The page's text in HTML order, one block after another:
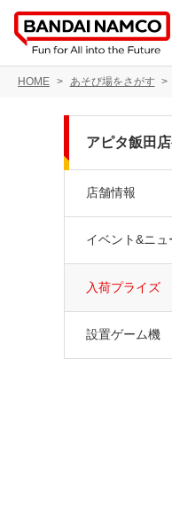
HOME あそび場をさがす
アピタ飯田
店舗情報
イベント&ニュ
入荷プライズ
設置ゲーム機